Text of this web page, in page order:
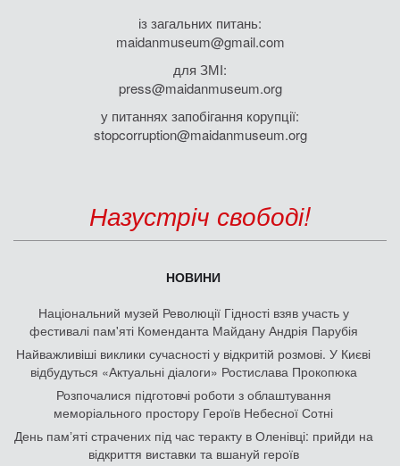
із загальних питань:
maidanmuseum@gmail.com
для ЗМІ:
press@maidanmuseum.org
у питаннях запобігання корупції:
stopcorruption@maidanmuseum.org
Назустріч свободі!
НОВИНИ
Національний музей Революції Гідності взяв участь у
фестивалі пам'яті Коменданта Майдану Андрія Парубія
Найважливіші виклики сучасності у відкритій розмові. У Києві
відбудуться «Актуальні діалоги» Ростислава Прокопюка
Розпочалися підготовчі роботи з облаштування
меморіального простору Героїв Небесної Сотні
День памʼяті страчених під час теракту в Оленівці: прийди на
відкриття виставки та вшануй героїв